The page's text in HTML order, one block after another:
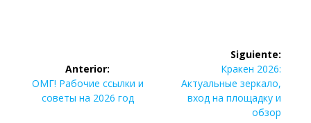
de
entradas
Anterior:
Entrada
anterior:
ОМГ! Рабочие ссылки и
советы на 2026 год
Siguiente:
Siguiente
entrada:
Кракен 2026:
Актуальные зеркало,
вход на площадку и
обзор